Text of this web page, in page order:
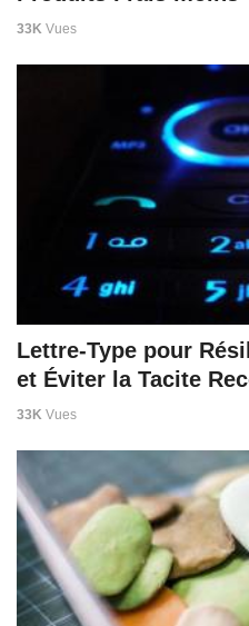
33K Vues
Lettre-Type pour
et Éviter la Tacite
33K Vues